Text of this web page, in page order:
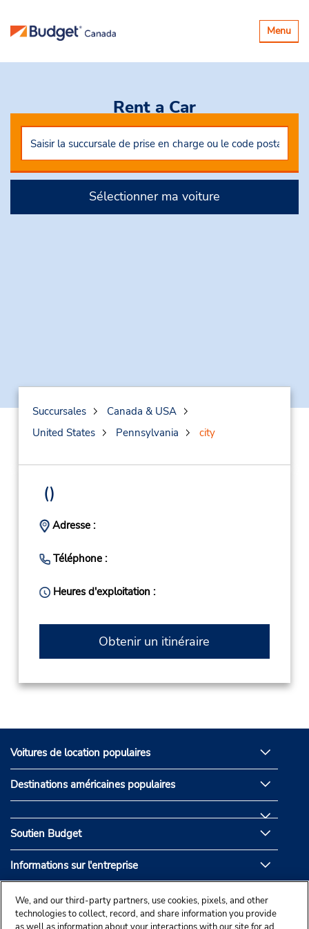
Basculer
la
Menu
Rent a Car
Sélectionner ma voiture
Succursales
Canada & USA
United States
Pennsylvania city
()
Adresse :
Téléphone :
Heures d'exploitation :
Obtenir un itinéraire
Voitures de location populaires
Destinations américaines populaires
Soutien Budget
Informations sur l'entreprise
Partenaires de Budget
We, and our third-party partners, use cookies, pixels, and other
technologies to collect, record, and share information you provide